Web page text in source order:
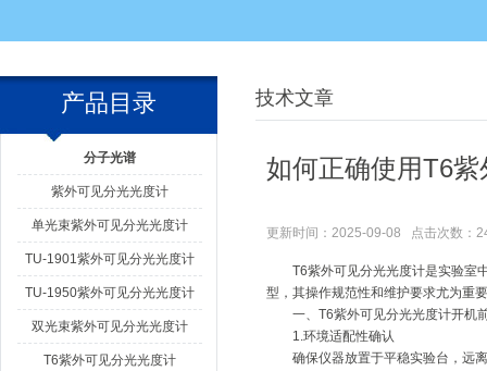
产品目录
分子光谱
紫外可见分光光度计
单光束紫外可见分光光度计
TU-1901紫外可见分光光度计
TU-1950紫外可见分光光度计
双光束紫外可见分光光度计
T6紫外可见分光光度计
技术文章
如何正确使用T6
更新时间：2025-09-08 点击次数：
T6紫外可见分光光度计是实验室中
型，其操作规范性和维护要求尤为重
一、 T6紫外可见分光光度计开机
1.环境适配性确认
确保仪器放置于平稳实验台，远离